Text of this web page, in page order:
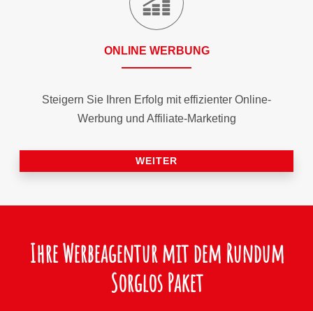
ONLINE WERBUNG
Steigern Sie Ihren Erfolg mit effizienter Online-
Werbung und Affiliate-Marketing
WEITER
Ihre Werbeagentur mit dem Rundum
Sorglos Paket